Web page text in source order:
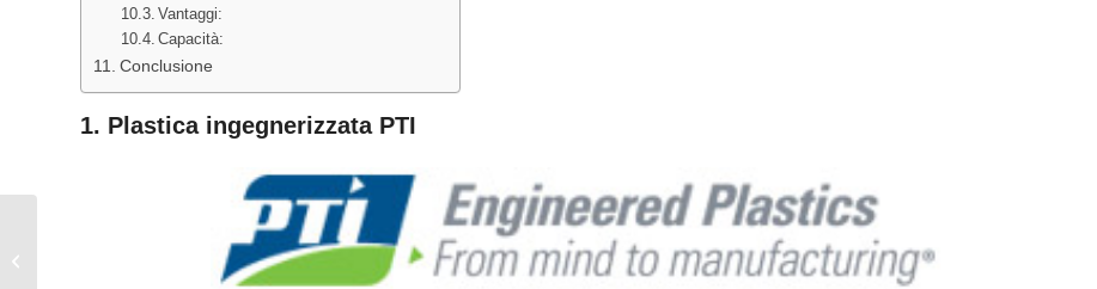
Vantaggi:
Capacità:
Conclusione
1. Plastica ingegnerizzata PTI